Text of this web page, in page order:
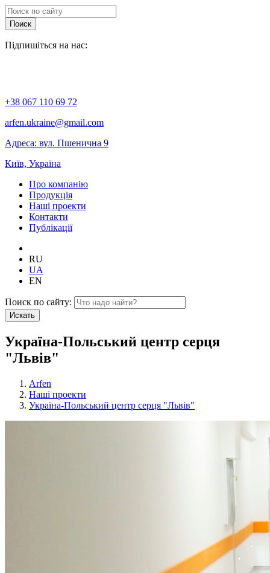
Поиск
Підпишіться на нас:
+38 067 110 69 72
arfen.ukraine@gmail.com
Адреса: вул. Пшенична 9
Київ, Україна
Про компанію
Продукція
Наші проекти
Контакти
Публікації
RU
UA
EN
Поиск по сайту:
Искать
Україна-Польський центр серця
"Львів"
Arfen
Наші проекти
Україна-Польський центр серця "Львів"